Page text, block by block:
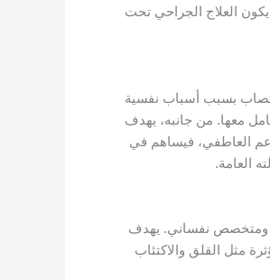
العلاج الجراحي تحت
بسبب أسباب نفسية
معها. من جانبه، يهدف
العاطفي، فيساهم في
العامة.
ومتخصص نفساني. يهدف
مثل القلق والاكتئاب